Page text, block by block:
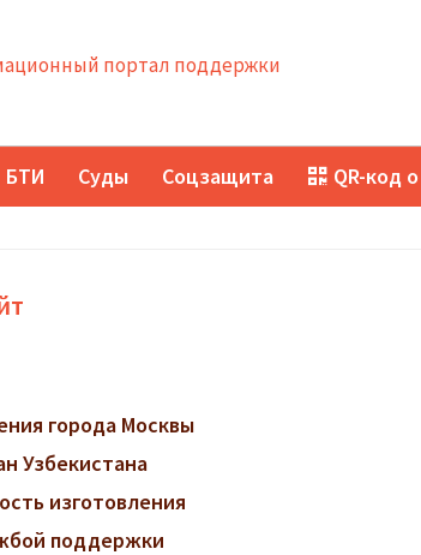
портал поддержки
БТИ Суды Соцзащита QR-код
города Москвы
Узбекистана
изготовления
поддержки